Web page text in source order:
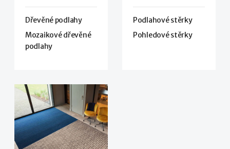
Dřevěné podlahy
Mozaikové dřevěné
podlahy
Podlahové stěrky
Pohledové stěrky